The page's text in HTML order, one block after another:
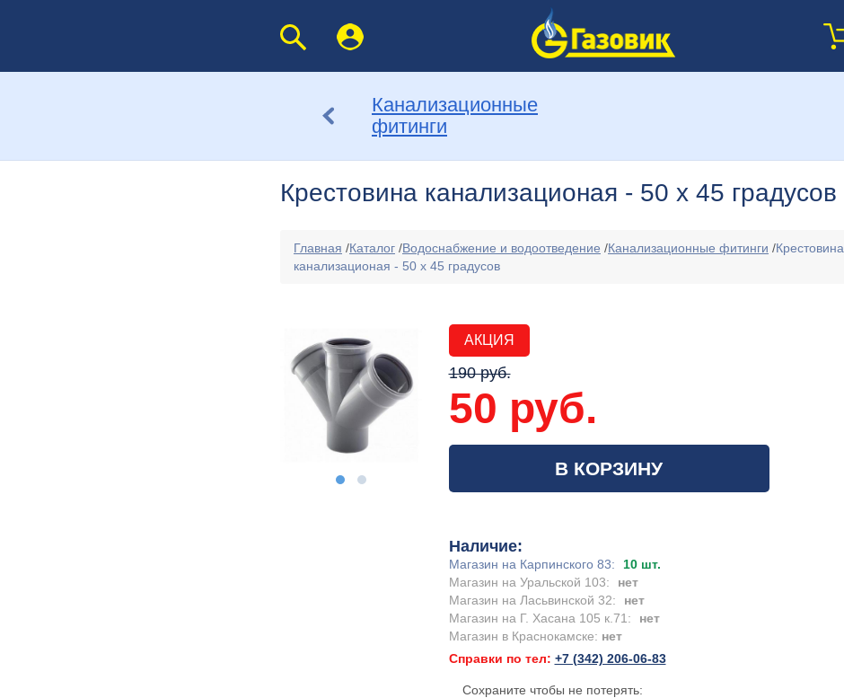
Канализационные
фитинги
Крестовина канализационая - 50 х 45 градусов
Главная /Каталог /Водоснабжение и водоотведение /Канализационные фитинги /Крестовина
канализационая - 50 х 45 градусов
АКЦИЯ
190 руб.
50 руб.
В КОРЗИНУ
Наличие:
Магазин на Карпинского 83:
10 шт.
Магазин на Уральской 103:
нет
Магазин на Ласьвинской 32:
нет
Магазин на Г. Хасана 105 к.71:
нет
Магазин в Краснокамске: нет
Справки по тел: +7 (342) 206-06-83
Сохраните чтобы не потерять: